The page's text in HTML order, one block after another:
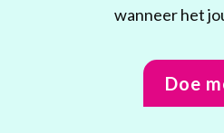
wanneer het
Doe